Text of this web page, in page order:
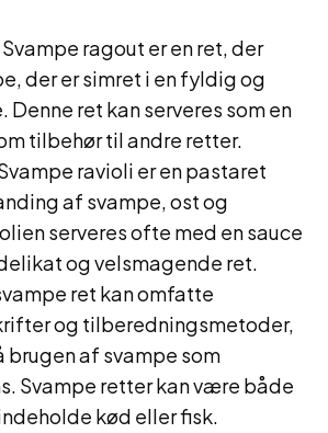
ragout er en ret, der
der er simret i en fyldig og
Denne ret kan serveres som en
tilbehør til andre retter.
ravioli er en pastaret
af svampe, ost og
serveres ofte med en sauce
og velsmagende ret.
ret kan omfatte
og tilberedningsmetoder,
brugen af svampe som
Svampe retter kan være både
kød eller fisk.